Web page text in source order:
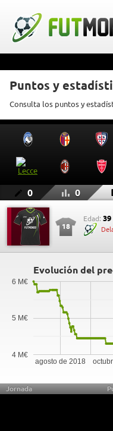
Puntos y
Consulta los puntos y
0 0
18
Edad: 39
Evolución del
agosto de 2018
4 M€
5 M€
6 M€
Jornada